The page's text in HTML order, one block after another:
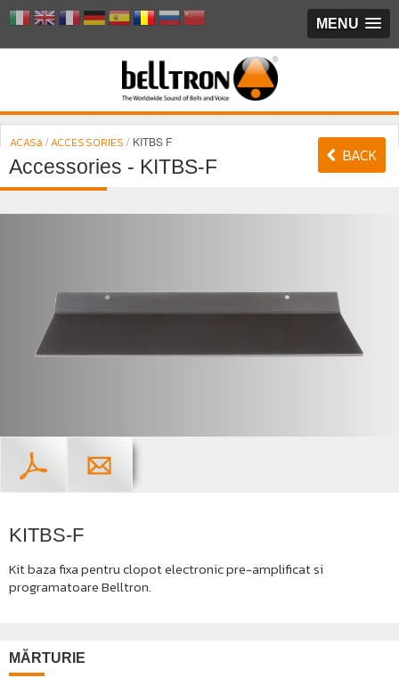
MENU
BACK
ACASă /ACCESSORIES/ KITBS F
Accessories - KITBS-F
KITBS-F
Kit baza fixa pentru clopot electronic pre-amplificat si
programatoare Belltron.
MĂRTURIE